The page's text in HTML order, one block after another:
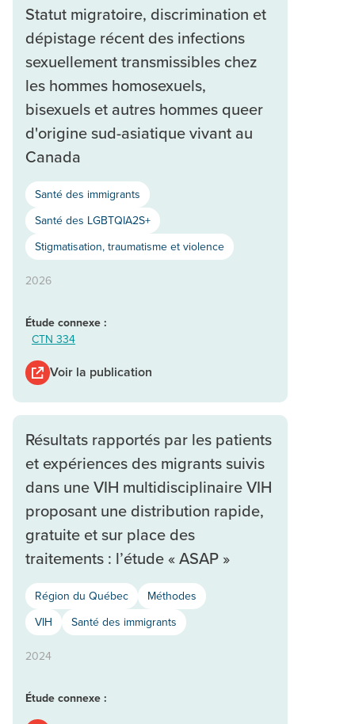
Statut migratoire, discrimination et
dépistage récent des infections
sexuellement transmissibles chez
les hommes homosexuels,
bisexuels et autres hommes queer
d'origine sud-asiatique vivant au
Canada
Santé des immigrants
Santé des LGBTQIA2S+
Stigmatisation, traumatisme et violence
2026
Étude connexe :
CTN 334
Voir la publication
Résultats rapportés par les patients
et expériences des migrants suivis
dans une VIH multidisciplinaire VIH
proposant une distribution rapide,
gratuite et sur place des
traitements : l’étude « ASAP »
Région du Québec
Méthodes
VIH
Santé des immigrants
2024
Étude connexe :